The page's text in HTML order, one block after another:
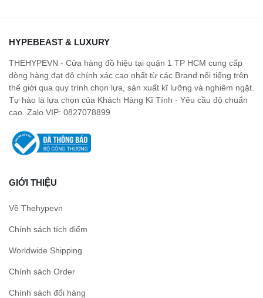
HYPEBEAST & LUXURY
THEHYPEVN - Cửa hàng đồ hiệu tại quận 1 TP HCM cung cấp
dòng hàng đạt độ chính xác cao nhất từ các Brand nổi tiếng trên
thế giới qua quy trình chọn lựa, sản xuất kĩ lưỡng và nghiêm ngặt.
Tự hào là lựa chọn của Khách Hàng Kĩ Tính - Yêu cầu độ chuẩn
cao. Zalo VIP: 0827078899
GIỚI THIỆU
Về Thehypevn
Chính sách tích điểm
Worldwide Shipping
Chính sách Order
Chính sách đổi hàng